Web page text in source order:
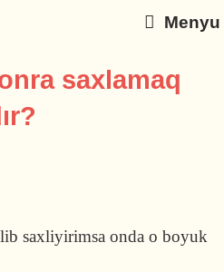
Menyu
saxlamaq
saxliyirimsa onda o boyuk